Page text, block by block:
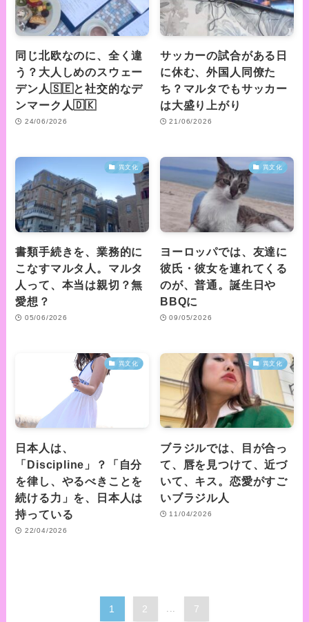
同じ北欧なのに、全く違
う？大人しめのスウェー
デン人🇸🇪と社交的なデ
ンマーク人🇩🇰
24/06/2026
サッカーの試合がある日
に休む、外国人同僚た
ち？マルタでもサッカー
は大盛り上がり
21/06/2026
異文化
書類手続きを、業務的に
こなすマルタ人。マルタ
人って、本当は親切？無
愛想？
05/06/2026
異文化
ヨーロッパでは、友達に
彼氏・彼女を連れてくる
のが、普通。誕生日や
BBQに
09/05/2026
異文化
日本人は、
「Discipline」？「自分
を律し、やるべきことを
続ける力」を、日本人は
持っている
22/04/2026
異文化
ブラジルでは、目が合っ
て、唇を見つけて、近づ
いて、キス。恋愛がすご
いブラジル人
11/04/2026
1 2 ... 7